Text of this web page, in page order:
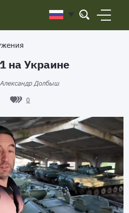
на Украине
Александр Долбыш
0